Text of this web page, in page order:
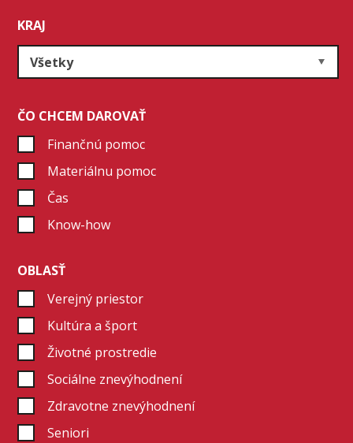
KRAJ
ČO CHCEM DAROVAŤ
Finančnú pomoc
Materiálnu pomoc
Čas
Know-how
OBLASŤ
Verejný priestor
Kultúra a šport
Životné prostredie
Sociálne znevýhodnení
Zdravotne znevýhodnení
Seniori